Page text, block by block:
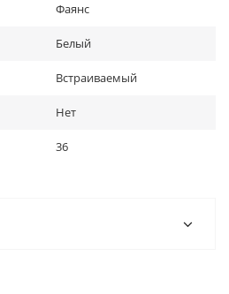
Фаянс
Белый
Встраиваемый
Нет
36